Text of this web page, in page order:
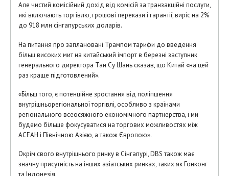
Але чистий комісійний дохід від комісій за транзакційні послуги,
які включають торгівлю, грошові перекази і гарантії, виріс на 2%
до 918 млн сінгапурських доларів.
На питання про заплановані Трампом тарифи до введення
більш високих мит на китайський імпорт в березні заступник
генерального директора Тан Су Шань сказав, що Китай «на цей
раз краще підготовлений».
«Більш того, є потенційне зростання від поліпшення
внутрішньорегіональної торгівлі, особливо з країнами
регіонального всеосяжного економічного партнерства, і ми
будемо більше фокусуватися на торгових можливостях між
АСЕАН і Північною Азією, а також Європою».
Окрім свого внутрішнього ринку в Сінгапурі, DBS також має
значну присутність на інших азіатських ринках, таких як Гонконг